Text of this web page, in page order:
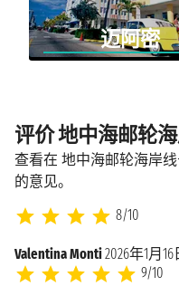
迈阿密
评价 地中海邮轮海
查看在 地中海邮轮海岸线
的意见。
8/10
Valentina Monti2026年1月
9/10